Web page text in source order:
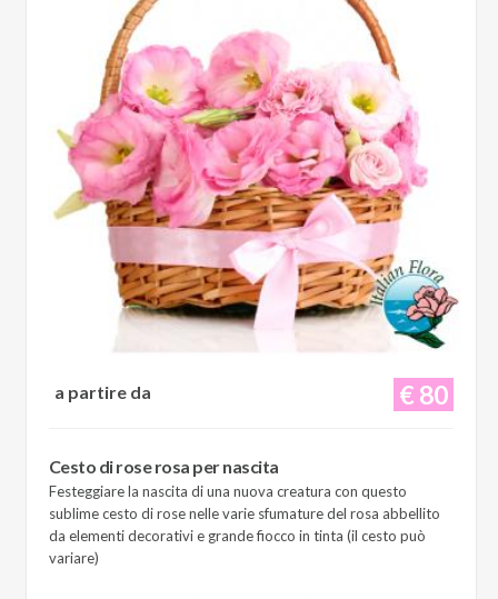
€ 80
a partire da
Cesto di rose rosa per nascita
Festeggiare la nascita di una nuova creatura con questo
sublime cesto di rose nelle varie sfumature del rosa abbellito
da elementi decorativi e grande fiocco in tinta (il cesto può
variare)